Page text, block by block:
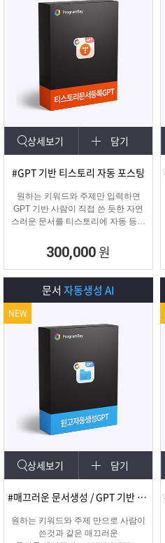
상세보기 담기
#GPT 기반 티스토리 자동 포스팅
원하는 키워드와 주제만 입력하면
GPT 기반 사람이 직접 쓴 듯한 자연
스러운 문서를 티스토리에 자동 등록
티스토리 육성용, 콘텐츠 마케터, 업
체 홍보에 적합한 마케팅 프로그램
입니다.
300,000 원
문서 자동생성 AI
상세보기 담기
#매끄러운 문서생성 / GPT 기반 문서
원하는 키워드와 주제 만으로 사람이
쓴것과 같은 매끄러운
NEW